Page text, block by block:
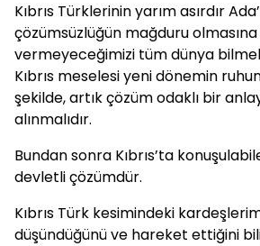
Kıbrıs Türklerinin yarım asırdır
çözümsüzlüğün mağduru
vermeyeceğimizi tüm dünya
Kıbrıs meselesi yeni dönemin
şekilde, artık çözüm odaklı bir
alınmalıdır.
Bundan sonra Kıbrıs’ta
devletli çözümdür.
Kıbrıs Türk kesimindeki
düşündüğünü ve hareket ettiğini